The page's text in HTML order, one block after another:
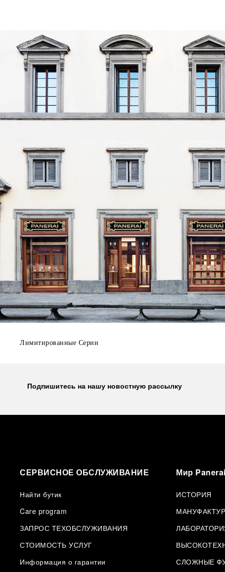
Лимитированные Серии
Подпишитесь на нашу новостную рассылку
СЕРВИСНОЕ ОБСЛУЖИВАНИЕ
Найти бутик
Care program
ЗАПРОС ТЕХОБСЛУЖИВАНИЯ
СТОИМОСТЬ УСЛУГ
Информация о гарантии
Мир Panerai
ИСТОРИЯ
СЛОЖНЫЕ